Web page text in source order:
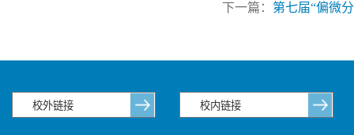
下一篇： 第七届“偏微